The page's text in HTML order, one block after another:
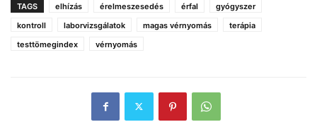
TAGS elhízás érelmeszesedés érfal
gyógyszer
kontroll
laborvizsgálatok magas vérnyomás
terápia
testtömegindex
vérnyomás